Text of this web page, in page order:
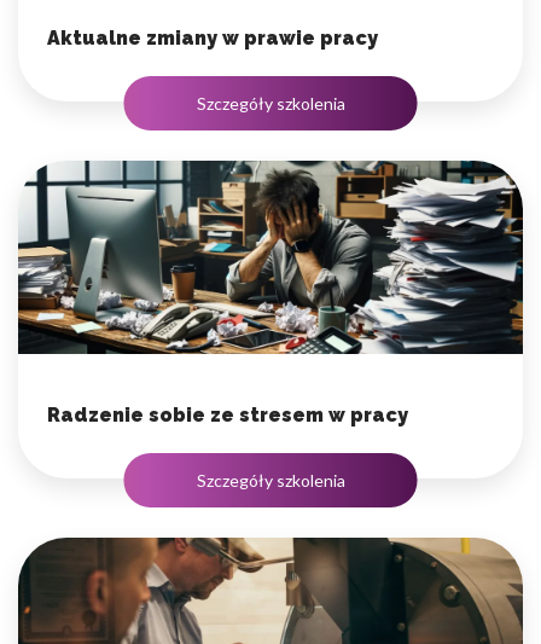
Aktualne zmiany w prawie pracy
Szczegóły szkolenia
Radzenie sobie ze stresem w pracy
Szczegóły szkolenia